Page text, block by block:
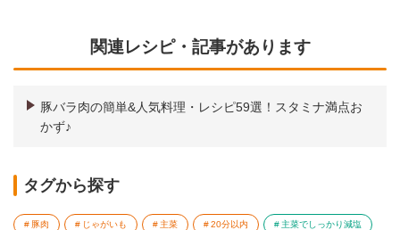
関連レシピ・記事があります
豚バラ肉の簡単&人気料理・レシピ59選！スタミナ満点お
かず♪
タグから探す
豚肉 じゃがいも 主菜 20分以内 主菜でしっかり減塩